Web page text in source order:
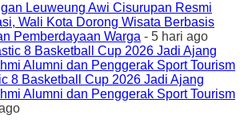
Leuweung Awi Cisurupan Resmi
Wali Kota Dorong Wisata Berbasis
Pemberdayaan Warga - 5 hari ago
8 Basketball Cup 2026 Jadi Ajang
Alumni dan Penggerak Sport Tourism